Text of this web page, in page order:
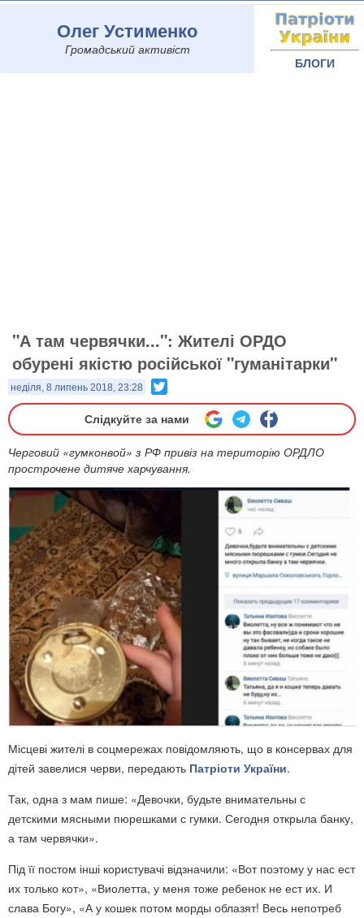
Олег Устименко
Громадський активіст
БЛОГИ
"А там червячки...": Жителі ОРДО
обурені якістю російської "гуманітарки"
неділя, 8 липень 2018, 23:28
Слідкуйте за нами
Черговий «гумконвой» з РФ привіз на територію ОРДЛО
прострочене дитяче харчування.
Місцеві жителі в соцмережах повідомляють, що в консервах для
дітей завелися черви, передають Патріоти України.
Так, одна з мам пише: «Девочки, будьте внимательны с
детскими мясными пюрешками с гумки. Сегодня открыла банку,
а там червячки».
Під її постом інші користувачі відзначили: «Вот поэтому у нас ест
их только кот», «Виолетта, у меня тоже ребенок не ест их. И
слава Богу», «А у кошек потом морды облазят! Весь непотреб